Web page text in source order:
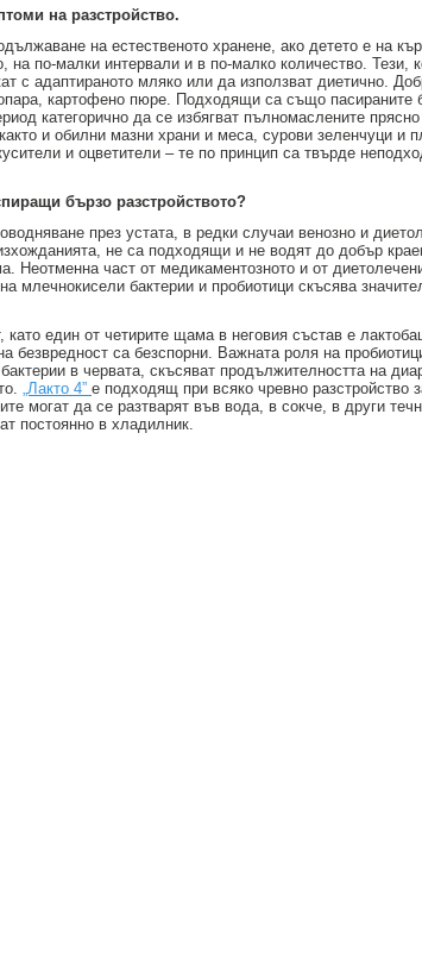
на разстройство.
на естественото хранене, ако детето е на
на по-малки интервали и в по-малко количество. Тези,
с адаптираното мляко или да използват диетично.
картофено пюре. Подходящи са също пасираните
категорично да се избягват пълномаслените
и обилни мазни храни и меса, сурови зеленчуци и
и оцветители – те по принцип са твърде
бързо разстройството?
през устата, в редки случаи венозно и
не са подходящи и не водят до добър
Неотменна част от медикаментозното и от
млечнокисели бактерии и пробиотици скъсява
като един от четирите щама в неговия състав е
безвредност са безспорни. Важната роля на
в червата, скъсяват продължителността на
„Лакто 4” е подходящ при всяко чревно разстройство
могат да се разтварят във вода, в сокче, в други
постоянно в хладилник.